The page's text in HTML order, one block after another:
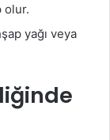
olur.
yağı veya